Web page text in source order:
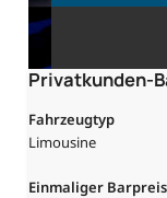
Privatkunden-
Fahrzeugtyp
Limousine
Einmaliger Barpreis